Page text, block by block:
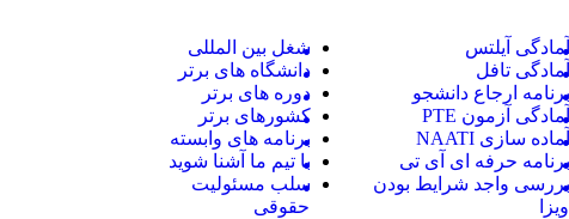
آمادگی آیلتس
آمادگی تافل
برنامه ارجاع دانشجو
آمادگی آزمون PTE
آماده سازی NAATI
برنامه حرفه ای آی تی
بررسی واجد شرایط بودن
ویزا
شغل بین المللی
دانشگاه های برتر
دوره های برتر
کشورهای برتر
برنامه های وابسته
با تیم ما آشنا شوید
سلب مسئولیت
حقوقی